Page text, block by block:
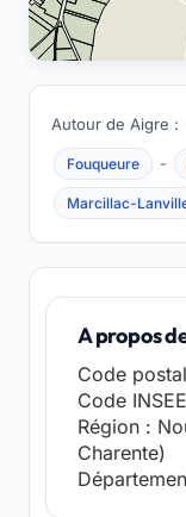
Autour de Aigre :
Fouqueure -
Marcillac-
A propos
Code
Code
Région :
Charente)